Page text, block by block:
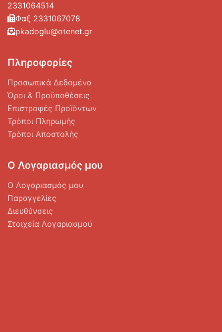
2331064514
Φαξ 2331067078
pkadoglu@otenet.gr
Πληροφορίες
Προσωπικά Δεδομένα
Όροι & Προϋποθέσεις
Επιστροφές Προϊόντων
Τρόποι Πληρωμής
Τρόποι Αποστολής
Ο Λογαριασμός μου
Ο Λογαριασμός μου
Παραγγελίες
Διευθύνσεις
Στοιχεία Λογαριασμού